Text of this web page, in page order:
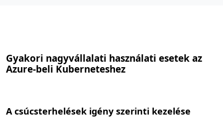
Gyakori nagyvállalati használati esetek az
Azure-beli Kuberneteshez
A csúcsterhelések igény szerinti kezelése